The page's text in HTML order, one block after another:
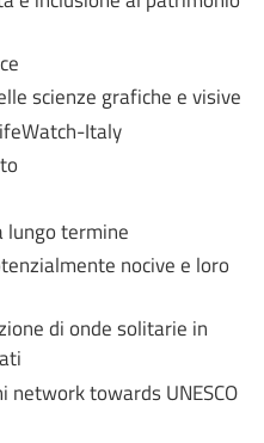
scienze grafiche e visive
Italy
lungo termine
nocive e loro
di onde solitarie in
network towards UNESCO